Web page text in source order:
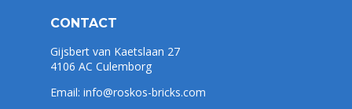
CONTACT
Gijsbert van Kaetslaan 27
4106 AC Culemborg
Email: info@roskos-bricks.com